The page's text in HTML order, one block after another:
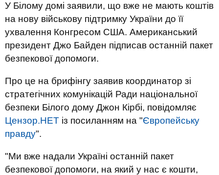
У Білому домі заявили, що вже не мають коштів
на нову військову підтримку України до її
ухвалення Конгресом США. Американський
президент Джо Байден підписав останній пакет
безпекової допомоги.
Про це на брифінгу заявив координатор зі
стратегічних комунікацій Ради національної
безпеки Білого дому Джон Кірбі, повідомляє
Цензор.НЕТ із посиланням на "Європейську
правду".
"Ми вже надали Україні останній пакет
безпекової допомоги, на який у нас є кошти,